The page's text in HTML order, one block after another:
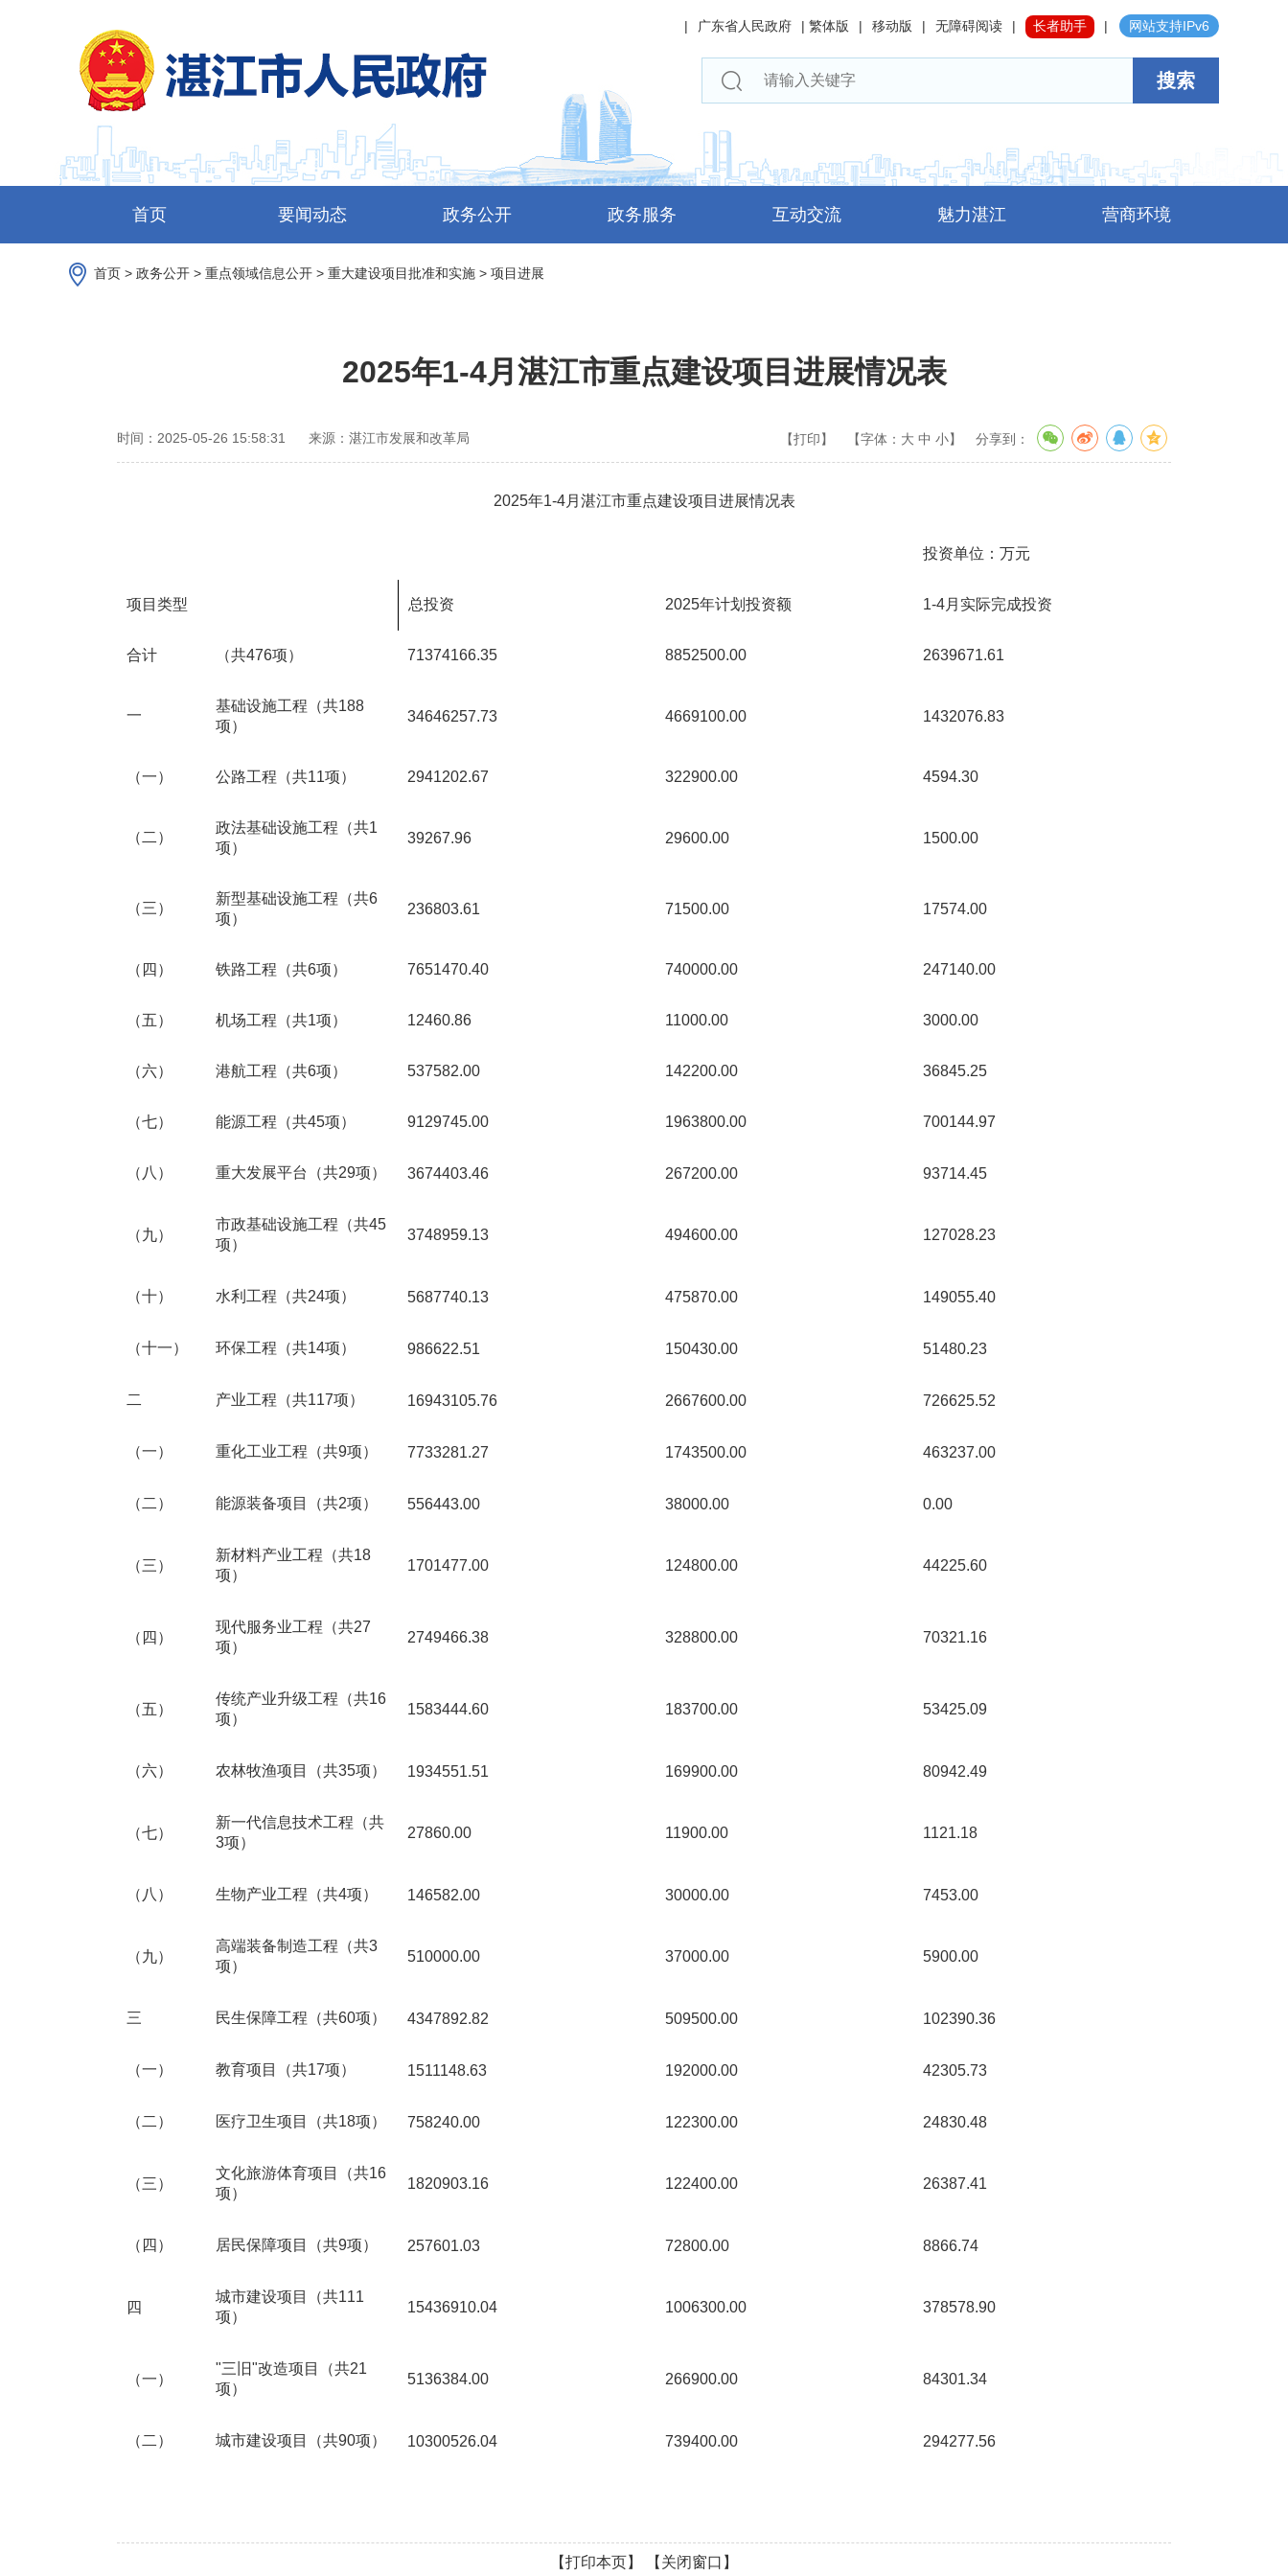
| 广东省人民政府 | 繁体版 | 移动版 | 无障碍阅读 | 长者助手 | 网站支持IPv6
搜索
首页 要闻动态 政务公开 政务服务 互动交流 魅力湛江 营商环境
首页 > 政务公开 > 重点领域信息公开 > 重大建设项目批准和实施 > 项目进展
2025年1-4月湛江市重点建设项目进展情况表
时间：2025-05-26 15:58:31 来源：湛江市发展和改革局 【打印】 【字体： 大 中 小】 分享到：
2025年1-4月湛江市重点建设项目进展情况表
投资单位：万元
项目类型 总投资 2025年计划投资额 1-4月实际完成投资
合计 （共476项） 71374166.35 8852500.00 2639671.61
一
基础设施工程（共188
项）
34646257.73 4669100.00 1432076.83
（一） 公路工程（共11项） 2941202.67 322900.00 4594.30
（二）
政法基础设施工程（共1
项）
39267.96 29600.00 1500.00
（三）
新型基础设施工程（共6
项）
236803.61 71500.00 17574.00
（四） 铁路工程（共6项） 7651470.40 740000.00 247140.00
（五） 机场工程（共1项） 12460.86 11000.00 3000.00
（六） 港航工程（共6项） 537582.00 142200.00 36845.25
（七） 能源工程（共45项） 9129745.00 1963800.00 700144.97
（八） 重大发展平台（共29项） 3674403.46 267200.00 93714.45
（九）
市政基础设施工程（共45
项）
3748959.13 494600.00 127028.23
（十） 水利工程（共24项） 5687740.13 475870.00 149055.40
（十一） 环保工程（共14项） 986622.51 150430.00 51480.23
二 产业工程（共117项） 16943105.76 2667600.00 726625.52
（一） 重化工业工程（共9项） 7733281.27 1743500.00 463237.00
（二） 能源装备项目（共2项） 556443.00 38000.00 0.00
（三）
新材料产业工程（共18
项）
1701477.00 124800.00 44225.60
（四）
现代服务业工程（共27
项）
2749466.38 328800.00 70321.16
（五）
传统产业升级工程（共16
项）
1583444.60 183700.00 53425.09
（六） 农林牧渔项目（共35项） 1934551.51 169900.00 80942.49
（七）
新一代信息技术工程（共
3项）
27860.00 11900.00 1121.18
（八） 生物产业工程（共4项） 146582.00 30000.00 7453.00
（九）
高端装备制造工程（共3
项）
510000.00 37000.00 5900.00
三 民生保障工程（共60项） 4347892.82 509500.00 102390.36
（一） 教育项目（共17项） 1511148.63 192000.00 42305.73
（二） 医疗卫生项目（共18项） 758240.00 122300.00 24830.48
（三）
文化旅游体育项目（共16
项）
1820903.16 122400.00 26387.41
（四） 居民保障项目（共9项） 257601.03 72800.00 8866.74
四
城市建设项目（共111
项）
15436910.04 1006300.00 378578.90
（一）
"三旧"改造项目（共21
项）
5136384.00 266900.00 84301.34
（二） 城市建设项目（共90项） 10300526.04 739400.00 294277.56
【打印本页】 【关闭窗口】